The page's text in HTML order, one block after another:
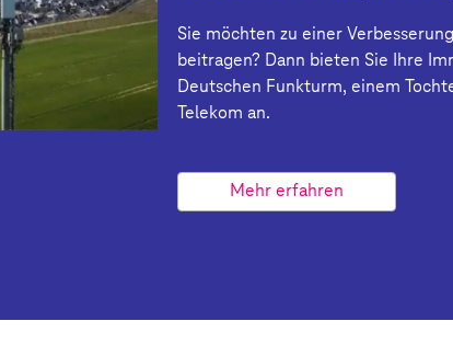
Sie möchten zu einer
beitragen? Dann bieten Sie Ihre
Deutschen Funkturm, einem
Telekom an.
Mehr erfahren